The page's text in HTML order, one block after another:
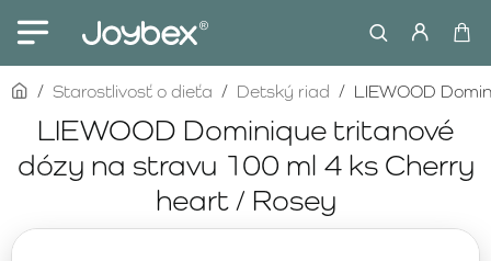
LIEWOOD Dominique tritanové
dózy na stravu 100 ml 4 ks Cherry
heart / Rosey
homeStarostlivosť o dieťa Detský riad LIEWOOD